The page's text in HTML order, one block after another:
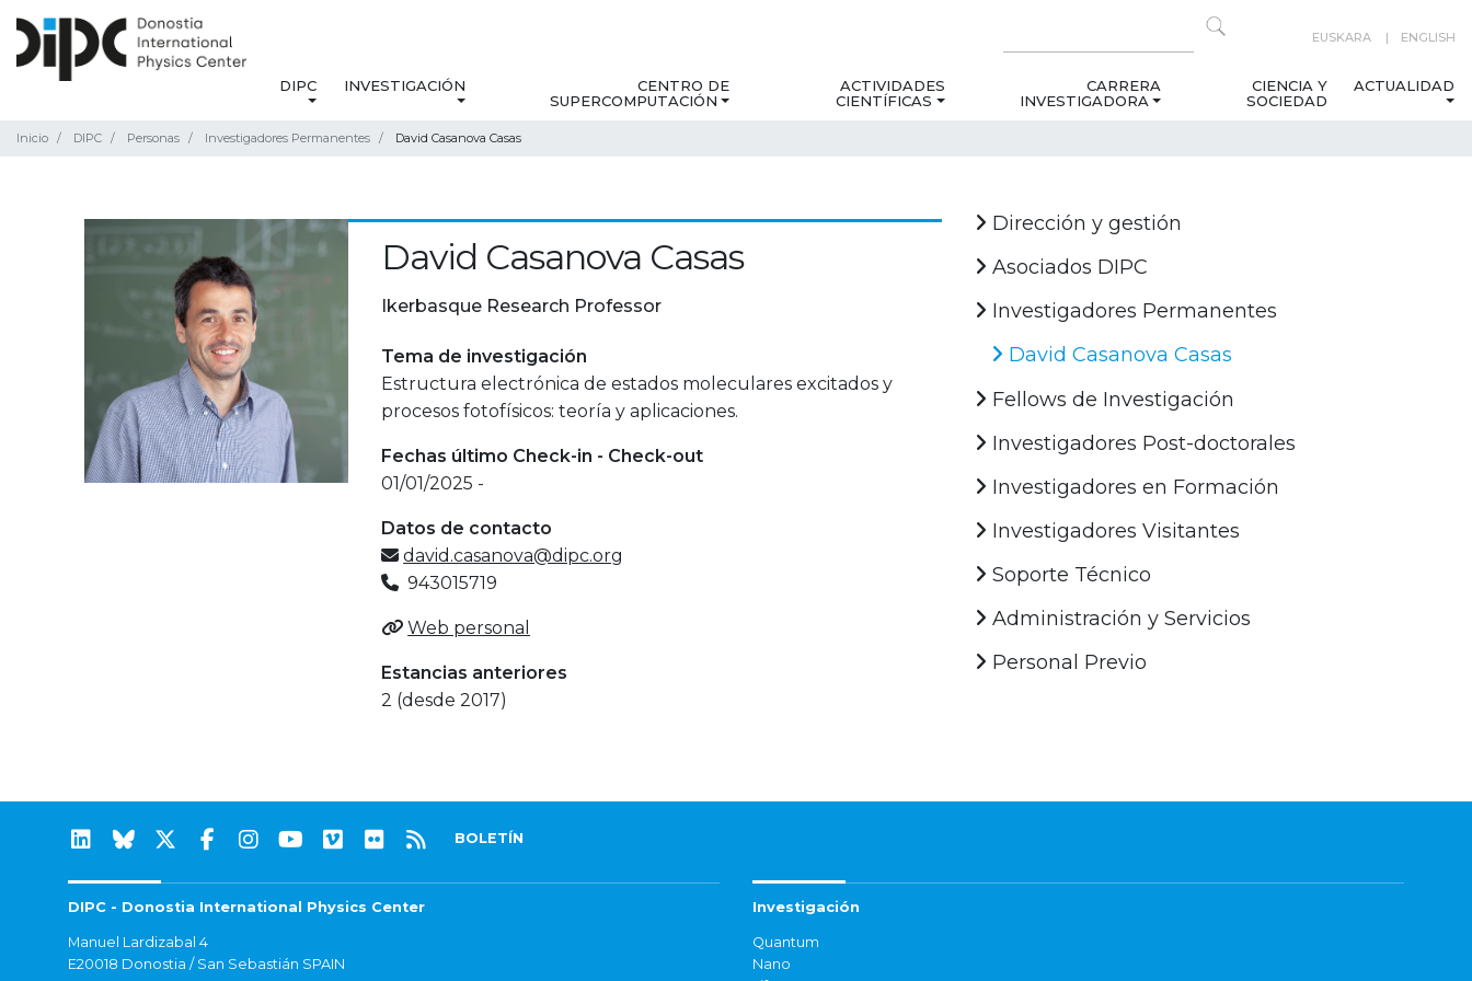
EUSKARA ENGLISH
DIPC INVESTIGACIÓN
CENTRO DE
SUPERCOMPUTACIÓN
ACTIVIDADES
CIENTÍFICAS
CARRERA
INVESTIGADORA
CIENCIA Y
SOCIEDAD
ACTUALIDAD
Inicio DIPC Personas Investigadores Permanentes David Casanova Casas
David Casanova Casas
Ikerbasque Research Professor
Tema de investigación
Estructura electrónica de estados moleculares excitados y
procesos fotofísicos: teoría y aplicaciones.
Fechas último Check-in - Check-out
01/01/2025 -
Datos de contacto
david.casanova@dipc.org
943015719
Web personal
Estancias anteriores
2 (desde 2017)
Dirección y gestión
Asociados DIPC
Investigadores Permanentes
David Casanova Casas
Fellows de Investigación
Investigadores Post-doctorales
Investigadores en Formación
Investigadores Visitantes
Soporte Técnico
Administración y Servicios
Personal Previo
BOLETÍN
DIPC - Donostia International Physics Center
Manuel Lardizabal 4
E20018 Donostia / San Sebastián SPAIN
Investigación
Quantum
Nano